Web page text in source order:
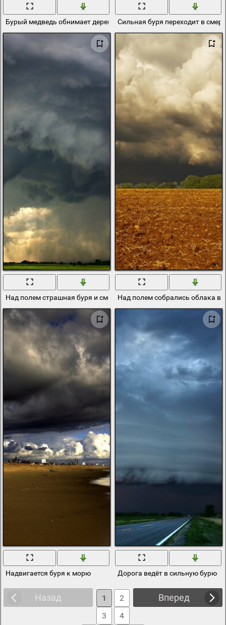
Бурый медведь обнимает дерево Сильная буря переходит в
Над полем страшная буря и смерчНад полем собрались облака
Надвигается буря к морю Дорога ведёт в сильную бурю
Назад Вперед
1
2
3
4